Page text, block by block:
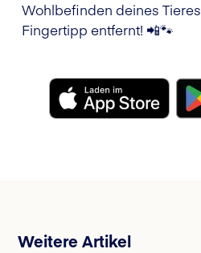
Wohlbefinden deines
Fingertipp entfernt! 📲🐾
Weitere Artikel